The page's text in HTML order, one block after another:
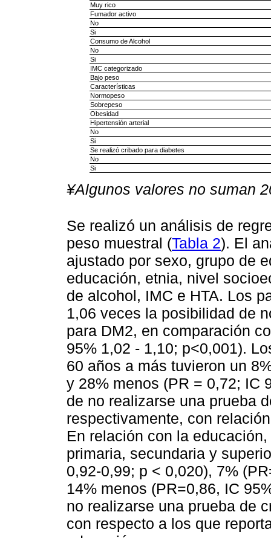
Muy rico
Fumador activo
No
Si
Consumo de Alcohol
No
Si
IMC categorizado
Bajo peso
Características
Normopeso
Sobrepeso
Obesidad
Hipertensión arterial
No
Si
Se realizó cribado para diabetes
No
Si
¥Algunos valores no suman
Se realizó un análisis de
peso muestral (Tabla 2). El
ajustado por sexo, grupo de
educación, etnia, nivel
de alcohol, IMC e HTA. Los
1,06 veces la posibilidad de
para DM2, en comparación
95% 1,02 - 1,10; p<0,001).
60 años a más tuvieron un
y 28% menos (PR = 0,72; IC
de no realizarse una prueba
respectivamente, con
En relación con la
primaria, secundaria y
0,92-0,99; p < 0,020), 7%
14% menos (PR=0,86, IC
no realizarse una prueba de
con respecto a los que